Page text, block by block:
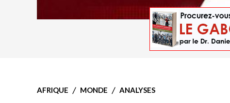
AFRIQUE MONDE ANALYSES